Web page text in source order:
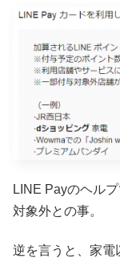
LINE Payのヘル
対象外との事。
逆を言うと、家電